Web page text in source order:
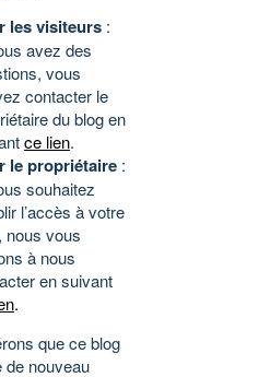
les visiteurs :
avez des
vous
contacter le
du blog en
ce lien.
le propriétaire :
souhaitez
l’accès à votre
nous vous
à nous
en suivant
.
que ce blog
de nouveau